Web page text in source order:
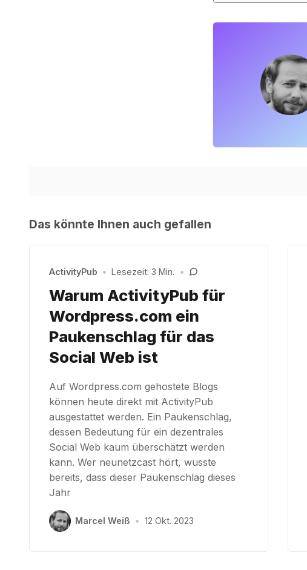
Das könnte Ihnen auch gefallen
ActivityPub • Lesezeit: 3 Min. •
Warum ActivityPub für
Wordpress.com ein
Paukenschlag für das
Social Web ist
Auf Wordpress.com gehostete Blogs
können heute direkt mit ActivityPub
ausgestattet werden. Ein Paukenschlag,
dessen Bedeutung für ein dezentrales
Social Web kaum überschätzt werden
kann. Wer neunetzcast hört, wusste
bereits, dass dieser Paukenschlag dieses
Jahr
Marcel Weiß • 12 Okt. 2023